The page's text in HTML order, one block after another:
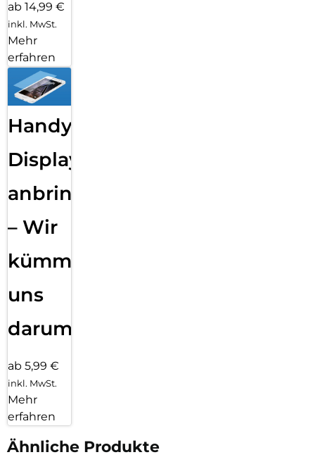
ab 14,99 €
inkl. MwSt.
Mehr
erfahren
Handy
Displayfolie
anbringen
– Wir
kümmern
uns
darum!
ab 5,99 €
inkl. MwSt.
Mehr
erfahren
Ähnliche Produkte